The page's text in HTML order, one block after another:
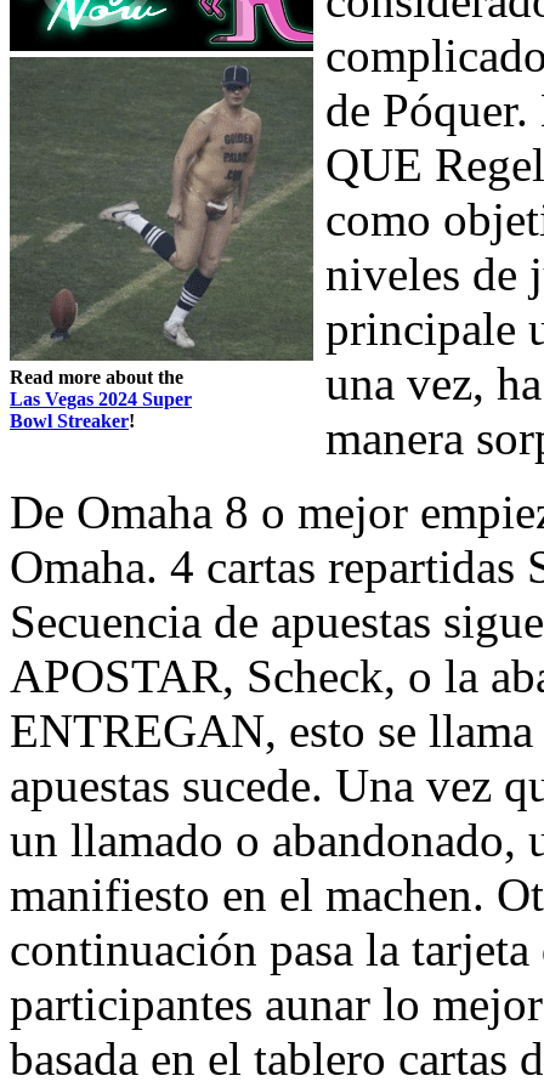
Read more about the
Las Vegas 2024 Super
Bowl Streaker!
de
QUE
como
niveles de
principale
una vez,
manera
De Omaha 8 o mejor
Omaha. 4 cartas repartidas
Secuencia de apuestas
APOSTAR, Scheck, o la
ENTREGAN, esto se
apuestas sucede. Una vez
un llamado o abandonado,
manifiesto en el machen.
continuación pasa la
participantes aunar lo
basada en el tablero cartas